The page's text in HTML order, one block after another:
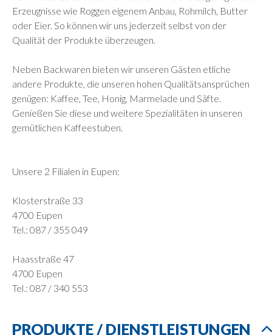
Erzeugnisse wie Roggen eigenem Anbau, Rohmilch, Butter
oder Eier. So können wir uns jederzeit selbst von der
Qualität der Produkte überzeugen.
Neben Backwaren bieten wir unseren Gästen etliche
andere Produkte, die unseren hohen Qualitätsansprüchen
genügen: Kaffee, Tee, Honig, Marmelade und Säfte.
Genießen Sie diese und weitere Spezialitäten in unseren
gemütlichen Kaffeestuben.
Unsere 2 Filialen in Eupen:
Klosterstraße 33
4700 Eupen
Tel.: 087 / 355 049
Haasstraße 47
4700 Eupen
Tel.: 087 / 340 553
PRODUKTE / DIENSTLEISTUNGEN